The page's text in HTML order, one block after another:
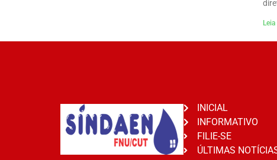
INICIAL
INFORMATIVO
FILIE-SE
ÚLTIMAS